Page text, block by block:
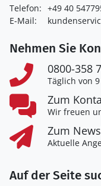
Telefon: +49 40
E-Mail:
Nehmen Sie
0800-358
Täglich von
Zum
Wir freuen
Zum
Aktuelle
Auf der Seite